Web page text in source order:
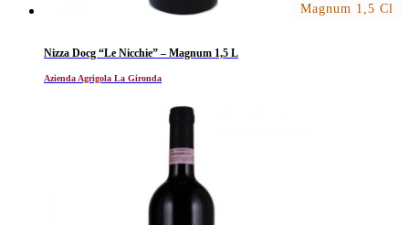
Magnum 1,5 Cl
Nizza Docg “Le Nicchie” – Magnum 1,5 L
Azienda Agrigola La Gironda